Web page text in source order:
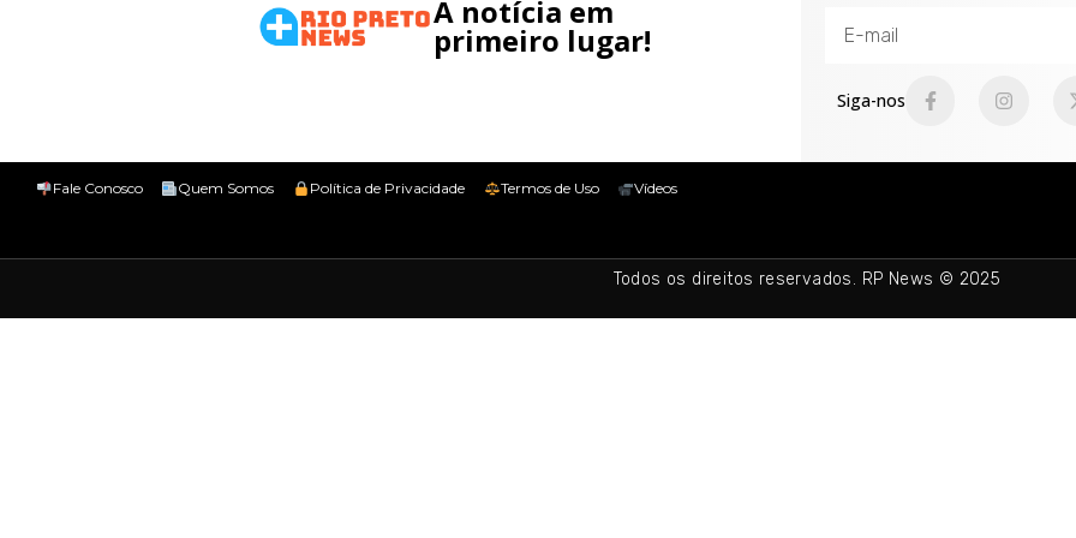
A notícia em
primeiro lugar!
Siga-nos
Fale Conosco Quem Somos Política de Privacidade Termos de Uso Vídeos
Todos os direitos reservados. RP News © 2025